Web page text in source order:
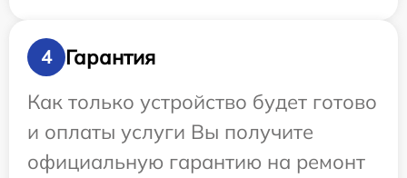
4
Гарантия
Как только устройство будет готово
и оплаты услуги Вы получите
официальную гарантию на ремонт